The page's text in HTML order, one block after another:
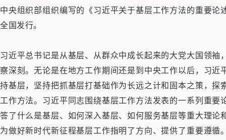
中央组织部组织编写的《习近平关于基层工作方法的重要
全国发行。
习近平总书记是从基层、从群众中成长起来的大党大国领
察深刻。无论是在地方工作期间还是到中央工作以后，习
持基层，坚持把抓基层打基础作为长远之计和固本之策，
工作方法。习近平同志围绕基层工作方法发表的一系列重
答了什么是基层、如何深入基层、如何服务基层等重大理
为做好新时代新征程基层工作指明了方向、提供了重要遵